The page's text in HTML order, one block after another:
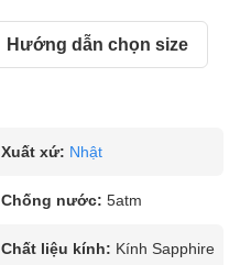
Hướng dẫn chọn size
Xuất xứ: Nhật
Chống nước: 5atm
Chất liệu kính: Kính Sapphire